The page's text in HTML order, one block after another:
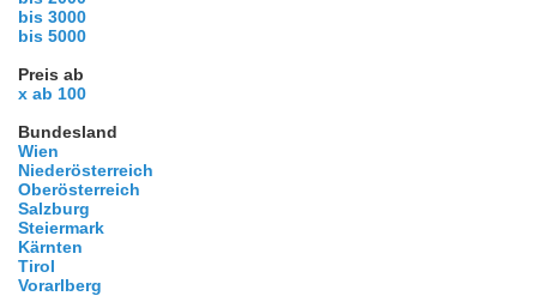
bis 3000
bis 5000
Preis ab
x ab 100
Bundesland
Wien
Niederösterreich
Oberösterreich
Salzburg
Steiermark
Kärnten
Tirol
Vorarlberg